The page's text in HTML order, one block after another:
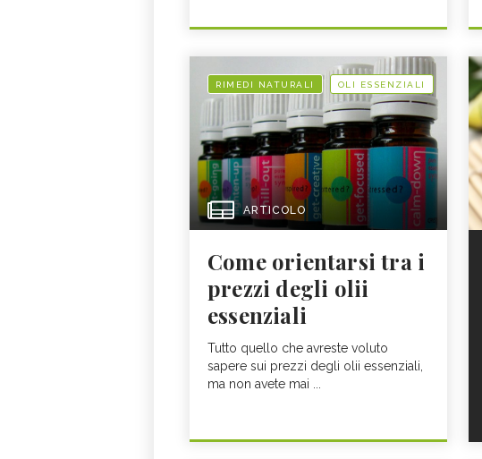
RIMEDI NATURALI OLI ESSENZIALI
ARTICOLO
Come orientarsi tra i
prezzi degli olii
essenziali
Tutto quello che avreste voluto
sapere sui prezzi degli olii essenziali,
ma non avete mai ...